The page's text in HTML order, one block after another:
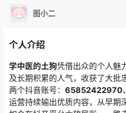
图小二
个人介绍
学中医的土狗凭借出众的个人魅
及长期积累的人气，收获了大批
两个抖音账号： 65852422970、
运营持续输出优质内容，从早期